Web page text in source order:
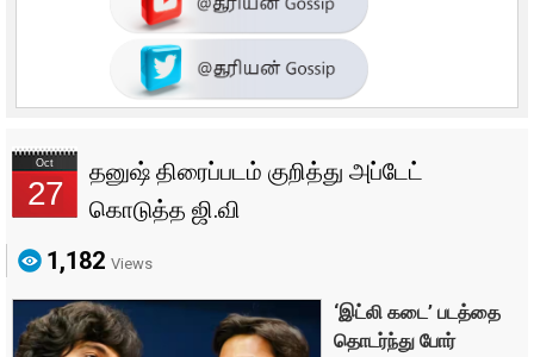
Oct
27
தனுஷ் திரைப்படம் குறித்து அப்டேட்
கொடுத்த ஜி.வி
1,182 Views
‘இட்லி கடை’ படத்தை
தொடர்ந்து போர்